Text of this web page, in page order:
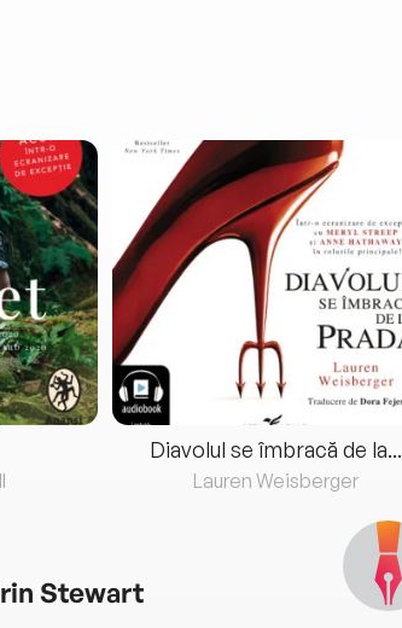
Diavolul se îmbracă de la...
Lauren Weisberger
Stewart